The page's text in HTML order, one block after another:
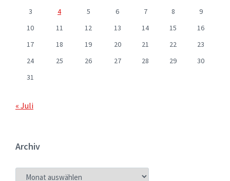
3
4 5 6 7 8
9
10
11 12 13 14 15
16
17
18 19 20 21 22
23
24
25 26 27 28 29
30
31
« Juli
Archiv
ARCHIV